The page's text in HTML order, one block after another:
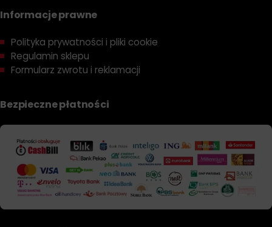
Informacje prawne
Polityka prywatności i pliki cookie
Regulamin sklepu
Formularz zwrotu i reklamacji
Bezpieczne płatności